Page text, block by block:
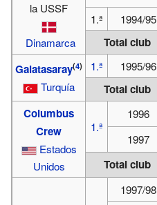
la USSF
Dinamarca
1.ª 1994/95
Total club
Galatasaray(4)
Turquía
1.ª 1995/96
Total club
Columbus
Crew
Estados
Unidos
1.ª
1996
1997
Total club
1997/98